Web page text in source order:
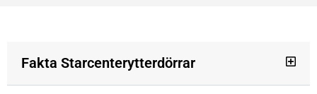
Fakta Starcenterytterdörrar